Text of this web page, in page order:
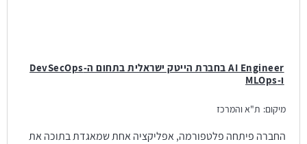
AI Engineer בחברת הייטק ישראלית בתחום ה-DevSecOps
ו-MLOps
מיקום: ת"א והמרכז
החברה פיתחה פלטפורמה, אפליקציה אחת שמאגדת בתוכה את